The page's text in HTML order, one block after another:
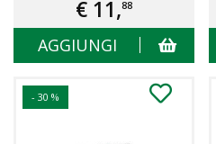
€ 11,88
AGGIUNGI
- 30 %